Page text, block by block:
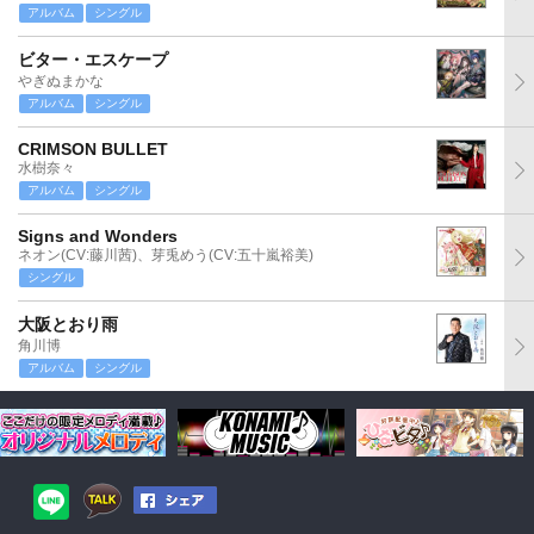
アルバム シングル
ビター・エスケープ
やぎぬまかな
アルバム シングル
CRIMSON BULLET
水樹奈々
アルバム シングル
Signs and Wonders
ネオン(CV:藤川茜)、芽兎めう(CV:五十嵐裕美)
シングル
大阪とおり雨
角川博
アルバム シングル